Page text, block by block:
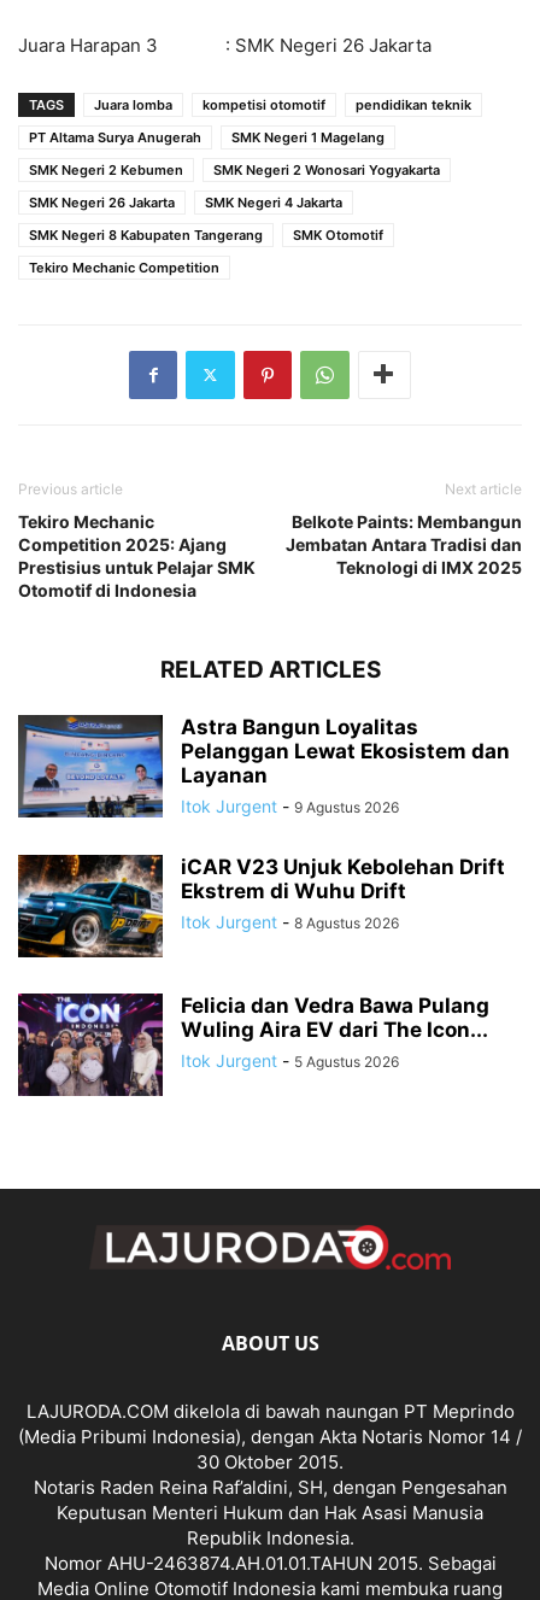
Juara Harapan 3 : SMK Negeri 26 Jakarta
TAGS Juara lomba kompetisi otomotif
pendidikan teknik
PT Altama Surya Anugerah
SMK Negeri 1 Magelang
SMK Negeri 2 Kebumen
SMK Negeri 2 Wonosari Yogyakarta
SMK Negeri 26 Jakarta
SMK Negeri 4 Jakarta
SMK Negeri 8 Kabupaten Tangerang
SMK Otomotif
Tekiro Mechanic Competition
Previous article
Tekiro Mechanic
Competition 2025: Ajang
Prestisius untuk Pelajar SMK
Otomotif di Indonesia
Next article
Belkote Paints: Membangun
Jembatan Antara Tradisi dan
Teknologi di IMX 2025
RELATED ARTICLES
Astra Bangun Loyalitas
Pelanggan Lewat Ekosistem dan
Layanan
Itok Jurgent - 9 Agustus 2026
iCAR V23 Unjuk Kebolehan Drift
Ekstrem di Wuhu Drift
Itok Jurgent - 8 Agustus 2026
Felicia dan Vedra Bawa Pulang
Wuling Aira EV dari The Icon...
Itok Jurgent - 5 Agustus 2026
ABOUT US
LAJURODA.COM dikelola di bawah naungan PT Meprindo
(Media Pribumi Indonesia), dengan Akta Notaris Nomor 14 /
30 Oktober 2015.
Notaris Raden Reina Raf’aldini, SH, dengan Pengesahan
Keputusan Menteri Hukum dan Hak Asasi Manusia
Republik Indonesia.
Nomor AHU-2463874.AH.01.01.TAHUN 2015. Sebagai
Media Online Otomotif Indonesia kami membuka ruang